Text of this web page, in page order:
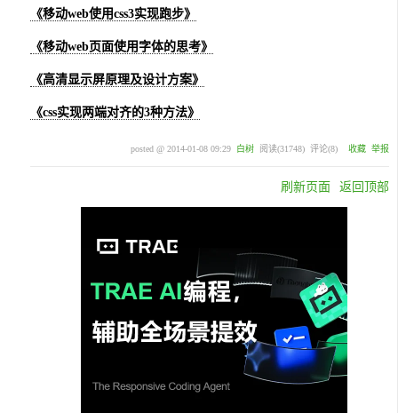
《移动web使用css3实现跑步》
《移动web页面使用字体的思考》
《高清显示屏原理及设计方案》
《css实现两端对齐的3种方法》
posted @ 2014-01-08 09:29 白树 阅读(31748) 评论(8) 收藏 举报
刷新页面 返回顶部